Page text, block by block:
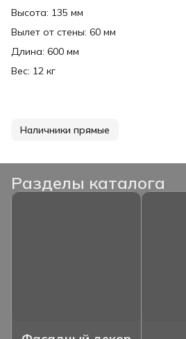
Высота: 135 мм
Вылет от стены: 60 мм
Длина: 600 мм
Вес: 12 кг
Наличники прямые
Разделы каталога